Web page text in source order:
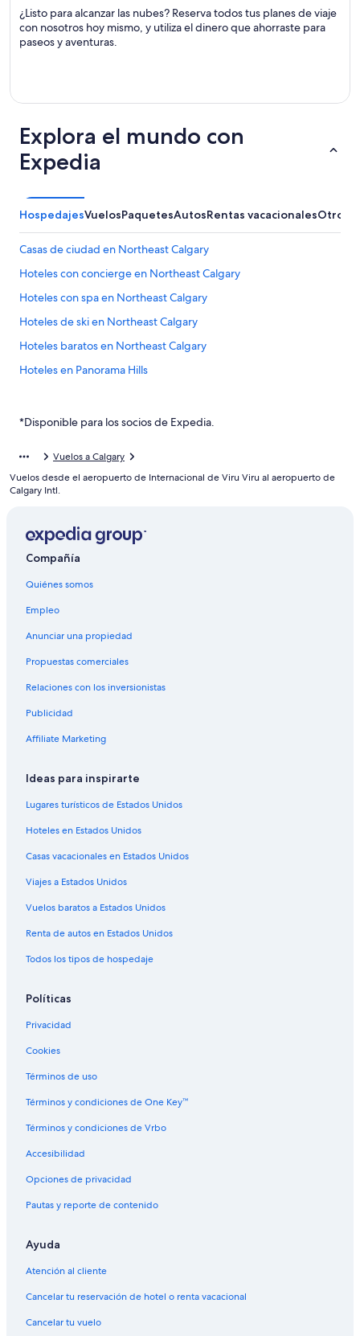
¿Listo para alcanzar las nubes? Reserva todos tus planes de viaje
con nosotros hoy mismo, y utiliza el dinero que ahorraste para
paseos y aventuras.
Explora el mundo con
Expedia
HospedajesVuelosPaquetesAutosRentas vacacionalesOtros
Casas de ciudad en Northeast Calgary
Hoteles con concierge en Northeast Calgary
Hoteles con spa en Northeast Calgary
Hoteles de ski en Northeast Calgary
Hoteles baratos en Northeast Calgary
Hoteles en Panorama Hills
Hoteles en Balzac
Cabañas en Calgary
Condominios en Calgary
Apart-Hoteles en Calgary
Hoteles con spa en Calgary
Hoteles de lujo en Calgary
Hoteles baratos en Calgary
Hoteles con desayuno incluido en Calgary
Hoteles con parque acuático en Calgary
Hoteles con traslado del/al aeropuerto en Calgary
Hoteles que aceptan mascotas en Calgary
Residencias en Calgary
Hoteles en Banff Trail
Hoteles románticos en Centro de la ciudad de Calgary
Hoteles en Centro de la ciudad de Calgary
Hoteles en Bridgeland
*Disponible para los socios de Expedia.
Vuelos a Calgary
Vuelos desde el aeropuerto de Internacional de Viru Viru al aeropuerto de
Calgary Intl.
Compañía
Quiénes somos
Empleo
Anunciar una propiedad
Propuestas comerciales
Relaciones con los inversionistas
Publicidad
Affiliate Marketing
Ideas para inspirarte
Lugares turísticos de Estados Unidos
Hoteles en Estados Unidos
Casas vacacionales en Estados Unidos
Viajes a Estados Unidos
Vuelos baratos a Estados Unidos
Renta de autos en Estados Unidos
Todos los tipos de hospedaje
Políticas
Privacidad
Cookies
Términos de uso
Términos y condiciones de One Key™
Términos y condiciones de Vrbo
Accesibilidad
Opciones de privacidad
Pautas y reporte de contenido
Ayuda
Atención al cliente
Cancelar tu reservación de hotel o renta vacacional
Cancelar tu vuelo